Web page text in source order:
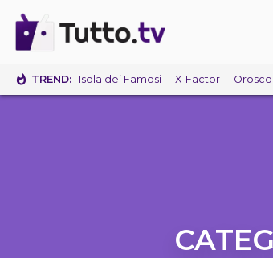
TREND: Isola dei Famosi X-Factor